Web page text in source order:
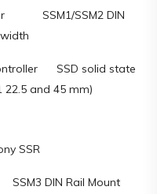
SSM1/SSM2 DIN
SSD solid state
22.5 and 45 mm)
SSR
DIN Rail Mount